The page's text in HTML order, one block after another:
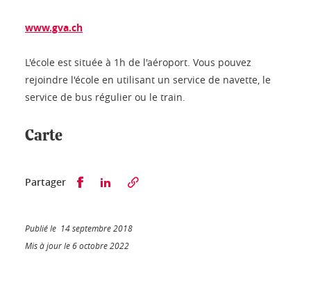
www.gva.ch
L'école est située à 1h de l'aéroport. Vous pouvez
rejoindre l'école en utilisant un service de navette, le
service de bus régulier ou le train.
Carte
Partager Partager sur Facebook
Partager sur LinkedIn
Publié le 14 septembre 2018
Mis à jour le 6 octobre 2022